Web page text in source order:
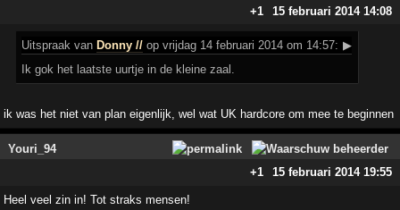
+1
15 februari 2014 14:08
Uitspraak van Donny // op vrijdag 14 februari 2014 om 14:57: ▶
Ik gok het laatste uurtje in de kleine zaal.
ik was het niet van plan eigenlijk, wel wat UK hardcore om mee te beginnen
Youri_94
+1
15 februari 2014 19:55
Heel veel zin in! Tot straks mensen!